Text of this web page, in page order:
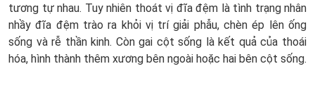
tương tự nhau. Tuy nhiên thoát vị đĩa đệm là tình trạng nhân
nhầy đĩa đệm trào ra khỏi vị trí giải phẫu, chèn ép lên ống
sống và rễ thần kinh. Còn gai cột sống là kết quả của thoái
hóa, hình thành thêm xương bên ngoài hoặc hai bên cột sống.